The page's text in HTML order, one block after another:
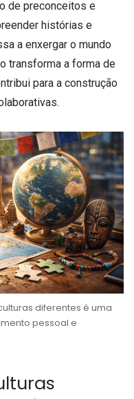
de preconceitos e
histórias e
a enxergar o mundo
transforma a forma de
para a construção
diferentes é uma
pessoal e